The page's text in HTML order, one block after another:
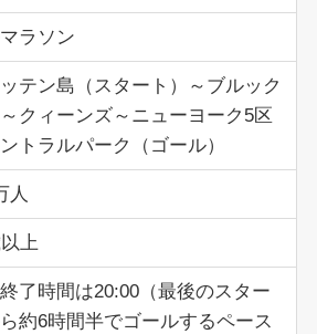
ラソン
テン島（スタート）～ブルック
クィーンズ～ニューヨーク5区
トラルパーク（ゴール）
人
上
了時間は20:00（最後のスター
ら約6時間半でゴールするペース